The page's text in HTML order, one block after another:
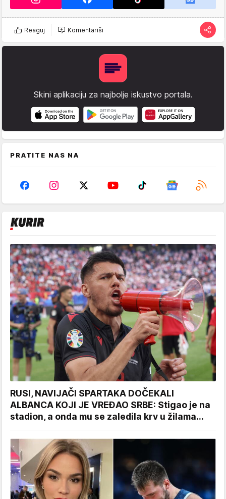
Reaguj Komentariši
Skini aplikaciju za najbolje iskustvo portala.
PRATITE NAS NA
RUSI, NAVIJAČI SPARTAKA DOČEKALI
ALBANCA KOJI JE VREĐAO SRBE: Stigao je na
stadion, a onda mu se zaledila krv u žilama...